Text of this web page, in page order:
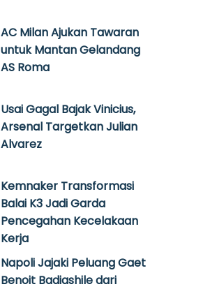
AC Milan Ajukan Tawaran
untuk Mantan Gelandang
AS Roma
Usai Gagal Bajak Vinicius,
Arsenal Targetkan Julian
Alvarez
Kemnaker Transformasi
Balai K3 Jadi Garda
Pencegahan Kecelakaan
Kerja
Napoli Jajaki Peluang Gaet
Benoit Badiashile dari